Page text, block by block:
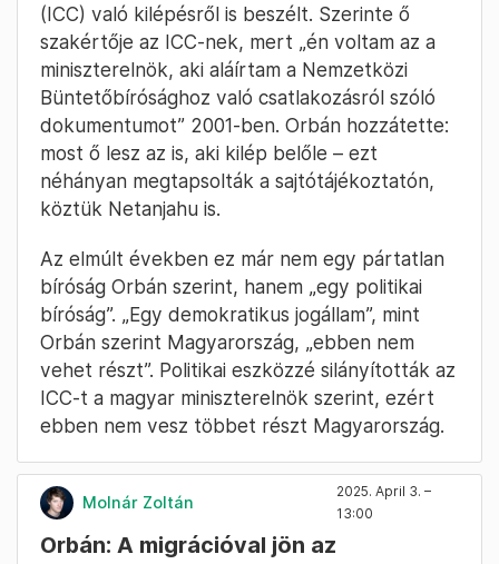
(ICC) való kilépésről is beszélt. Szerinte ő
szakértője az ICC-nek, mert „én voltam az a
miniszterelnök, aki aláírtam a Nemzetközi
Büntetőbírósághoz való csatlakozásról szóló
dokumentumot” 2001-ben. Orbán hozzátette:
most ő lesz az is, aki kilép belőle – ezt
néhányan megtapsolták a sajtótájékoztatón,
köztük Netanjahu is.
Az elmúlt években ez már nem egy pártatlan
bíróság Orbán szerint, hanem „egy politikai
bíróság”. „Egy demokratikus jogállam”, mint
Orbán szerint Magyarország, „ebben nem
vehet részt”. Politikai eszközzé silányították az
ICC-t a magyar miniszterelnök szerint, ezért
ebben nem vesz többet részt Magyarország.
Molnár Zoltán
2025. April 3. –
13:00
Orbán: A migrációval jön az